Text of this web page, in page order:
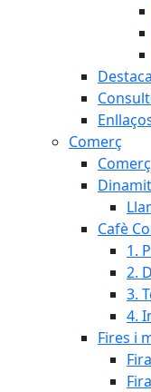
Comerç
Cafè
1.
2.
3.
4.
Fires i